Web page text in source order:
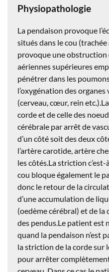
Physiopathologie
La pendaison provoque
situés dans le cou
provoque une obstruction
aériennes supérieures
pénétrer dans les
l’oxygénation des
(cerveau, cœur, rein
corde et de celle des
cérébrale par arrêt de
d’un côté soit des deux
l’artère carotide, artère
les côtés.La striction
cou bloque également le
donc le retour de la
d’une accumulation de
(oedème cérébral) et de la
des pendus.Le patient est
quand la pendaison n’est
la striction de la corde sur
pour arrêter